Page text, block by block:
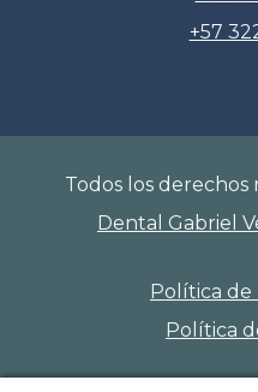
+57
Todos los derechos
Dental Gabriel
Política
Política